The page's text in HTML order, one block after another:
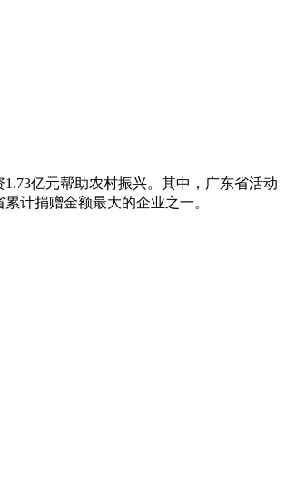
亿元帮助农村振兴。其中，广东省活动
计捐赠金额最大的企业之一。